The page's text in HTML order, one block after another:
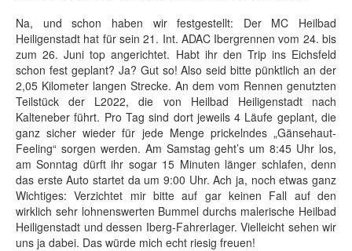
Na, und schon haben wir festgestellt: Der MC Heilbad
Heiligenstadt hat für sein 21. Int. ADAC Ibergrennen vom 24. bis
zum 26. Juni top angerichtet. Habt ihr den Trip ins Eichsfeld
schon fest geplant? Ja? Gut so! Also seid bitte pünktlich an der
2,05 Kilometer langen Strecke. An dem vom Rennen genutzten
Teilstück der L2022, die von Heilbad Heiligenstadt nach
Kalteneber führt. Pro Tag sind dort jeweils 4 Läufe geplant, die
ganz sicher wieder für jede Menge prickelndes „Gänsehaut-
Feeling“ sorgen werden. Am Samstag geht’s um 8:45 Uhr los,
am Sonntag dürft ihr sogar 15 Minuten länger schlafen, denn
das erste Auto startet da um 9:00 Uhr. Ach ja, noch etwas ganz
Wichtiges: Verzichtet mir bitte auf gar keinen Fall auf den
wirklich sehr lohnenswerten Bummel durchs malerische Heilbad
Heiligenstadt und dessen Iberg-Fahrerlager. Vielleicht sehen wir
uns ja dabei. Das würde mich echt riesig freuen!